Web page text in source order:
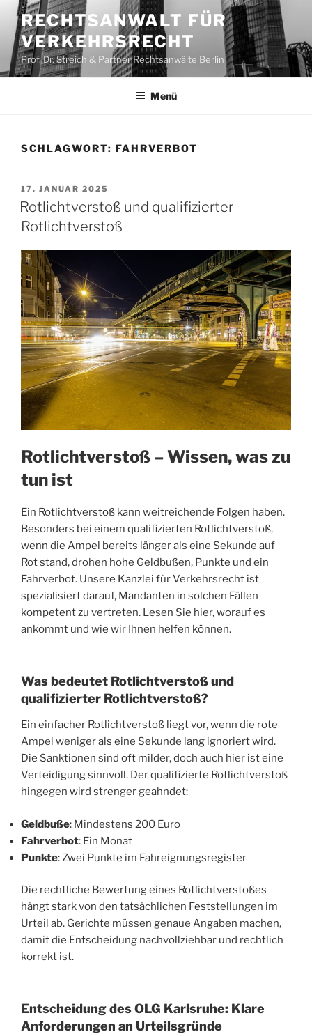
Zum
Inhalt
springen
RECHTSANWALT FÜR
VERKEHRSRECHT
Prof. Dr. Streich & Partner Rechtsanwälte Berlin
Menü
SCHLAGWORT: FAHRVERBOT
VERÖFFENTLICHT
AM
17. JANUAR 2025
Rotlichtverstoß und qualifizierter
Rotlichtverstoß
Rotlichtverstoß – Wissen, was zu
tun ist
Ein Rotlichtverstoß kann weitreichende Folgen haben.
Besonders bei einem qualifizierten Rotlichtverstoß,
wenn die Ampel bereits länger als eine Sekunde auf
Rot stand, drohen hohe Geldbußen, Punkte und ein
Fahrverbot. Unsere Kanzlei für Verkehrsrecht ist
spezialisiert darauf, Mandanten in solchen Fällen
kompetent zu vertreten. Lesen Sie hier, worauf es
ankommt und wie wir Ihnen helfen können.
Was bedeutet Rotlichtverstoß und
qualifizierter Rotlichtverstoß?
Ein einfacher Rotlichtverstoß liegt vor, wenn die rote
Ampel weniger als eine Sekunde lang ignoriert wird.
Die Sanktionen sind oft milder, doch auch hier ist eine
Verteidigung sinnvoll. Der qualifizierte Rotlichtverstoß
hingegen wird strenger geahndet:
Geldbuße: Mindestens 200 Euro
Fahrverbot: Ein Monat
Punkte: Zwei Punkte im Fahreignungsregister
Die rechtliche Bewertung eines Rotlichtverstoßes
hängt stark von den tatsächlichen Feststellungen im
Urteil ab. Gerichte müssen genaue Angaben machen,
damit die Entscheidung nachvollziehbar und rechtlich
korrekt ist.
Entscheidung des OLG Karlsruhe: Klare
Anforderungen an Urteilsgründe